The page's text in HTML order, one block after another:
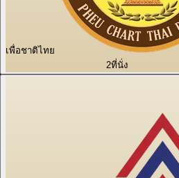
เพื่อชาติไทย
2ที่นั่ง